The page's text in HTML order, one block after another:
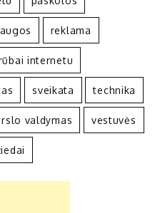
reklama
internetu
sveikata technika
valdymas vestuvės